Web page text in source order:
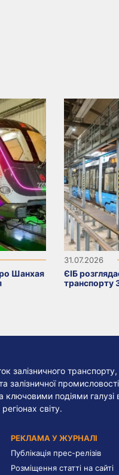
Шанхая
31.07.2026
ЄІБ
транспорту
залізничного транспорту,
залізничної
ключовими подіями галузі
світу.
РЕКЛАМА У ЖУРНАЛІ
Публікація прес-релізів
Розміщення статті на сайті